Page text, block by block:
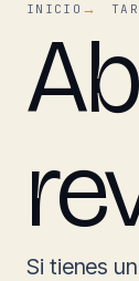
INICIO
Si tienes